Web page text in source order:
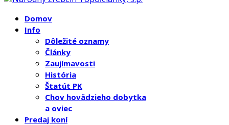
Domov
Info
Dôležité oznamy
Články
Zaujímavosti
História
Štatút PK
Chov hovädzieho dobytka
a oviec
Predaj koní